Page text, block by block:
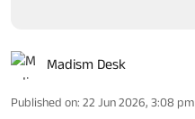
Madism Desk
Published on: 22 Jun 2026, 3:08 pm